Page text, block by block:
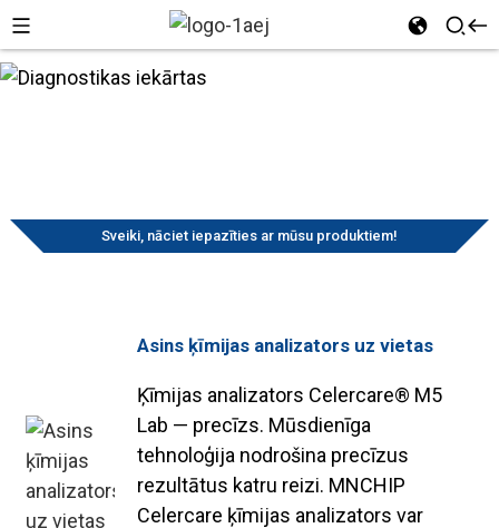
Sveiki, nāciet iepazīties ar mūsu produktiem!
Asins ķīmijas analizators uz vietas
Ķīmijas analizators Celercare® M5
Lab — precīzs. Mūsdienīga
tehnoloģija nodrošina precīzus
rezultātus katru reizi. MNCHIP
Celercare ķīmijas analizators var